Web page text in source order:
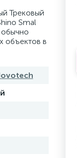
Трековый
Smal
объектов в